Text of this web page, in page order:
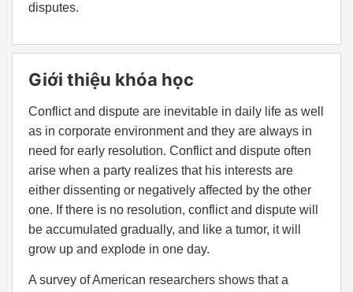
disputes.
Giới thiệu khóa học
Conflict and dispute are inevitable in daily life as well
as in corporate environment and they are always in
need for early resolution. Conflict and dispute often
arise when a party realizes that his interests are
either dissenting or negatively affected by the other
one. If there is no resolution, conflict and dispute will
be accumulated gradually, and like a tumor, it will
grow up and explode in one day.
A survey of American researchers shows that a